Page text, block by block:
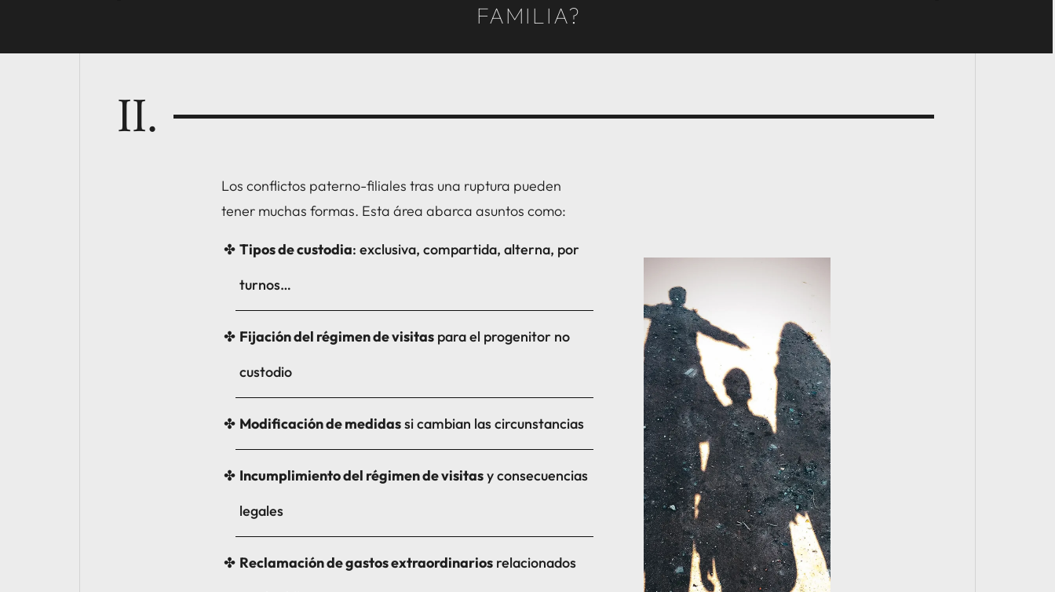
FAMILIA?
II.
Los conflictos paterno-filiales tras una ruptura pueden
tener muchas formas. Esta área abarca asuntos como:
Tipos de custodia: exclusiva, compartida, alterna, por
turnos…
Fijación del régimen de visitas para el progenitor no
custodio
Modificación de medidassi cambian las circunstancias
Incumplimiento del régimen de visitasy consecuencias
legales
Reclamación de gastos extraordinarios relacionados